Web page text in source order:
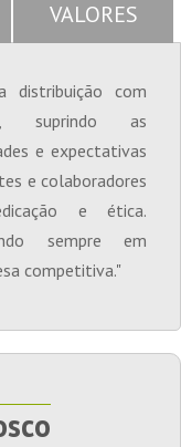
VALORES
distribuição com
suprindo as
e expectativas
e colaboradores
e ética.
sempre em
competitiva."